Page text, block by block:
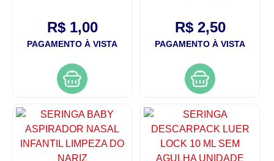
R$ 1,00
PAGAMENTO À VISTA
R$ 2,50
PAGAMENTO À VISTA